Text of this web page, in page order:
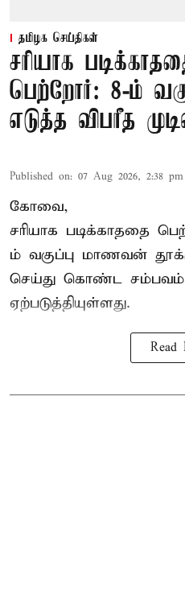
தமிழக செய்திகள்
சரியாக
பெற்றோர்: 8-ம்
எடுத்த விபரீத
Published on: 07 Aug 2026, 2:38 pm
கோவை,
சரியாக படிக்காததை
ம் வகுப்பு மாணவன்
செய்து கொண்ட
ஏற்படுத்தியுள்ளது.
Read